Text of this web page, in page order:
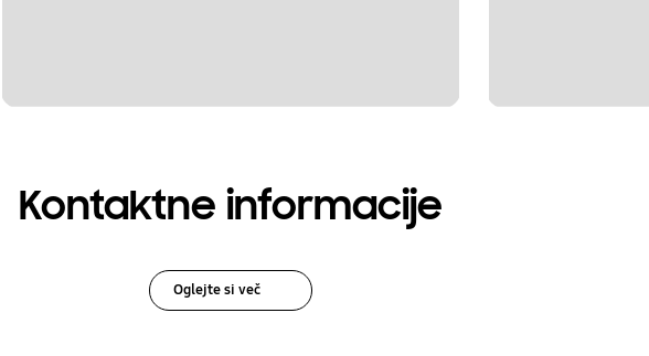
Kontaktne informacije
Oglejte si več